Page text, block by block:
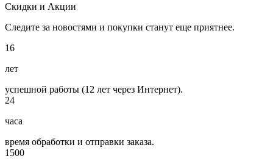
Скидки и Акции
Следите за новостями и покупки станут еще приятнее.
16
лет
успешной работы (12 лет через Интернет).
24
часа
время обработки и отправки заказа.
1500